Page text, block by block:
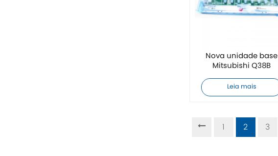
Nova unidade base
Mitsubishi Q38B
Leia mais
1 2 3